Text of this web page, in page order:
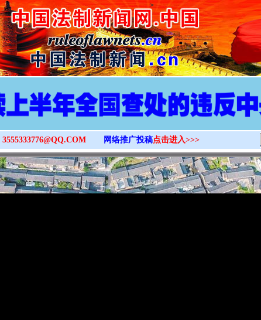
>
3555333776@QQ.COM 网络推广投稿点击进入>>>